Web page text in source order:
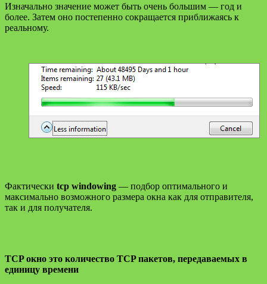
Изначально значение может быть очень большим — год и
более. Затем оно постепенно сокращается приближаясь к
реальному.
Фактически tcp windowing — подбор оптимального и
максимально возможного размера окна как для отправителя,
так и для получателя.
TCP окно это количество TCP пакетов, передаваемых в
единицу времени